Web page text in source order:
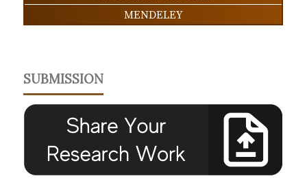
MENDELEY
SUBMISSION